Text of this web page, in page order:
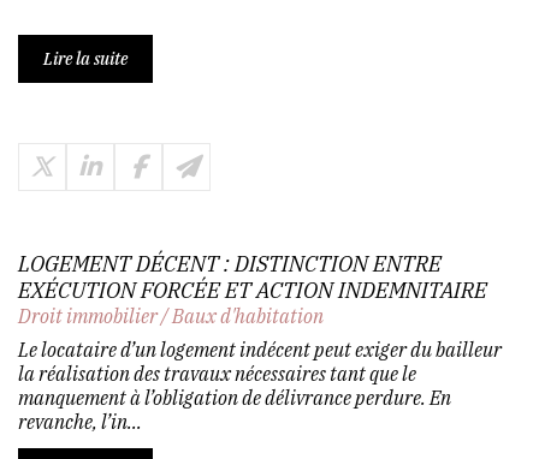
Lire la suite
LOGEMENT DÉCENT : DISTINCTION ENTRE
EXÉCUTION FORCÉE ET ACTION INDEMNITAIRE
Droit immobilier/Baux d'habitation
Le locataire d’un logement indécent peut exiger du bailleur
la réalisation des travaux nécessaires tant que le
manquement à l’obligation de délivrance perdure. En
revanche, l’in...